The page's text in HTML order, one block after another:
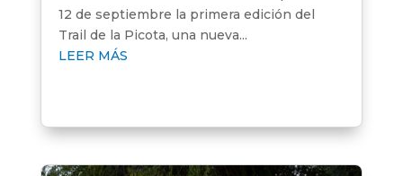
12 de septiembre la primera edición del
Trail de la Picota, una nueva...
LEER MÁS